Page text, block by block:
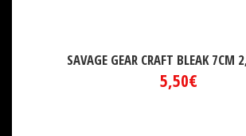
SAVAGE GEAR CRAFT BLEAK 7CM
5,50€